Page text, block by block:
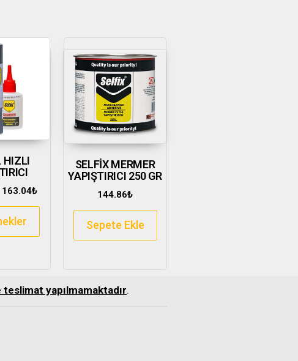
HIZLI
163.04₺
SELFİX MERMER
YAPIŞTIRICI 250 GR
144.86₺
Sepete Ekle
teslimat yapılmamaktadır.